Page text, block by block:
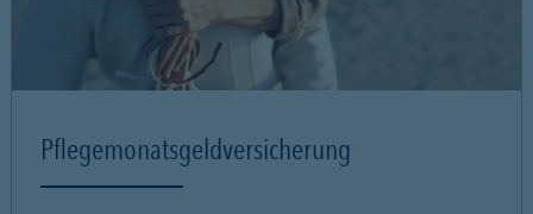
Pflegemonatsgeld­versicherung